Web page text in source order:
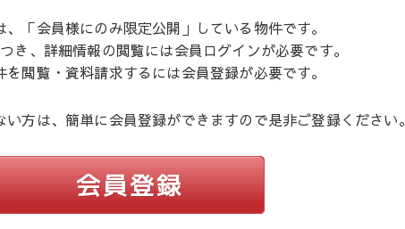
、「会員様にのみ限定公開」している物件です。
き、詳細情報の閲覧には会員ログインが必要です。
を閲覧・資料請求するには会員登録が必要です。
方は、簡単に会員登録ができますので是非ご登録ください。